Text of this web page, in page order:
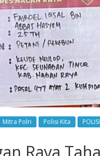
Mitra Polri Polisi Kita